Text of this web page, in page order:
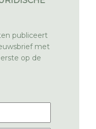
publiceert
met
op de